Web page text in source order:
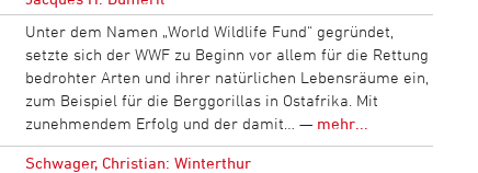
Unter dem Namen „World Wildlife Fund“ gegründet,
setzte sich der WWF zu Beginn vor allem für die Rettung
bedrohter Arten und ihrer natürlichen Lebensräume ein,
zum Beispiel für die Berggorillas in Ostafrika. Mit
zunehmendem Erfolg und der damit… — mehr...
Schwager, Christian: Winterthur